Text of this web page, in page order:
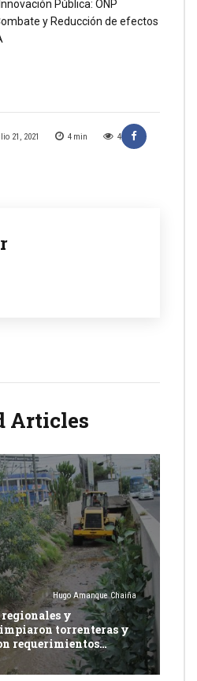
21, 2021 4 min 4
Pública: ONP
y Reducción de efectos
Articles
Hugo Amanque Chaiña
regionales y
torrenteras y
requerimientos
informe de